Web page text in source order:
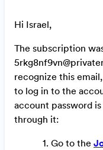
Hi Israel,
The subscription
recognize this
to log in to the
account password
through it:
1. Go to the